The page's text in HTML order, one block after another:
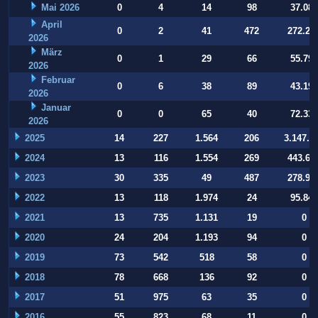
Mai 2026 0 4 14 98
37.084
April
2026
0 2 41 472
März
2026
0 1 29 66
55.794
Februar
2026
0 6 38 89
43.197
Januar
2026
0 0 65 40 72.332
2025 14 227 1.564 206
2024
13 116 1.554 269
2023
30 335 49 487
2022
13 118 1.974 24
95.847
2021
13 735 1.131 19
0
2020
24 204 1.193 94
0
2019
73 542 518 58
0
2018
78 668 136 92
0
2017
51 975 63 35
0